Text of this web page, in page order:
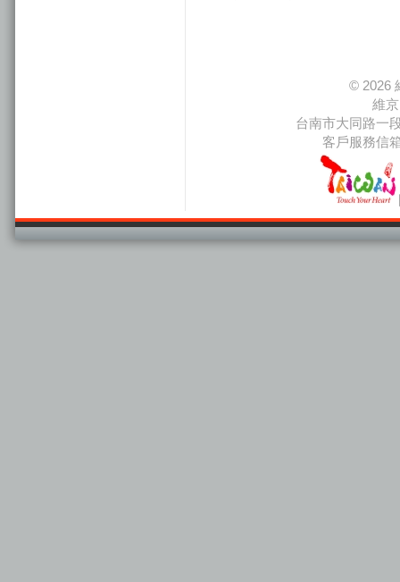
© 2026
維
台南市大同路一
客戶服務信